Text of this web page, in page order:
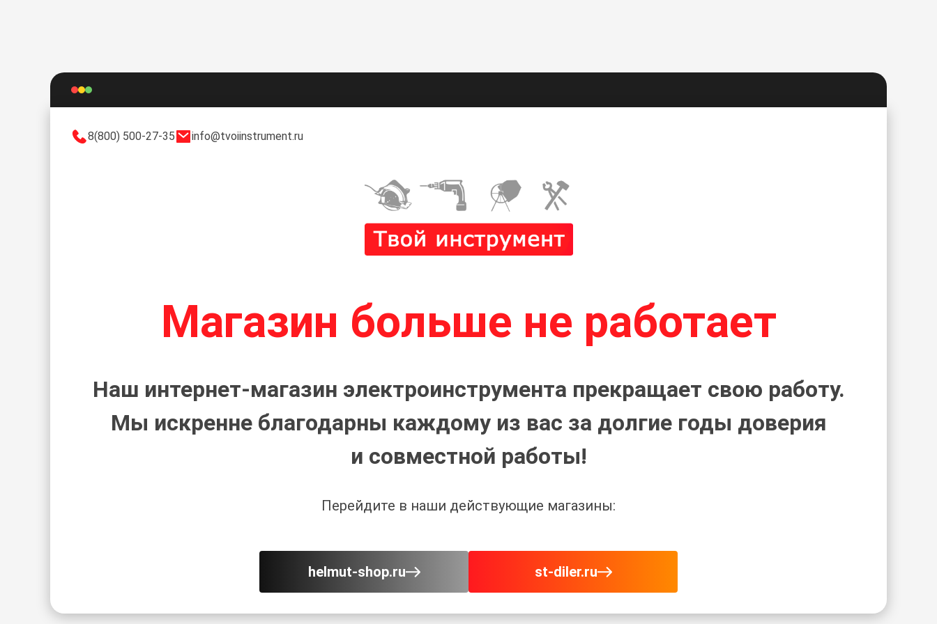
8(800) 500-27-35 info@tvoiinstrument.ru
Магазин больше не работает
Наш интернет-магазин электроинструмента прекращает свою работу.
Мы искренне благодарны каждому из вас за долгие годы доверия
и совместной работы!
Перейдите в наши действующие магазины:
helmut-shop.ru st-diler.ru